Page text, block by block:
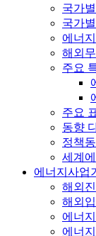
국가
국가
에너
해외
주요
주요
동향
정책
세계
에너지사업
해외
해외
에너
에너